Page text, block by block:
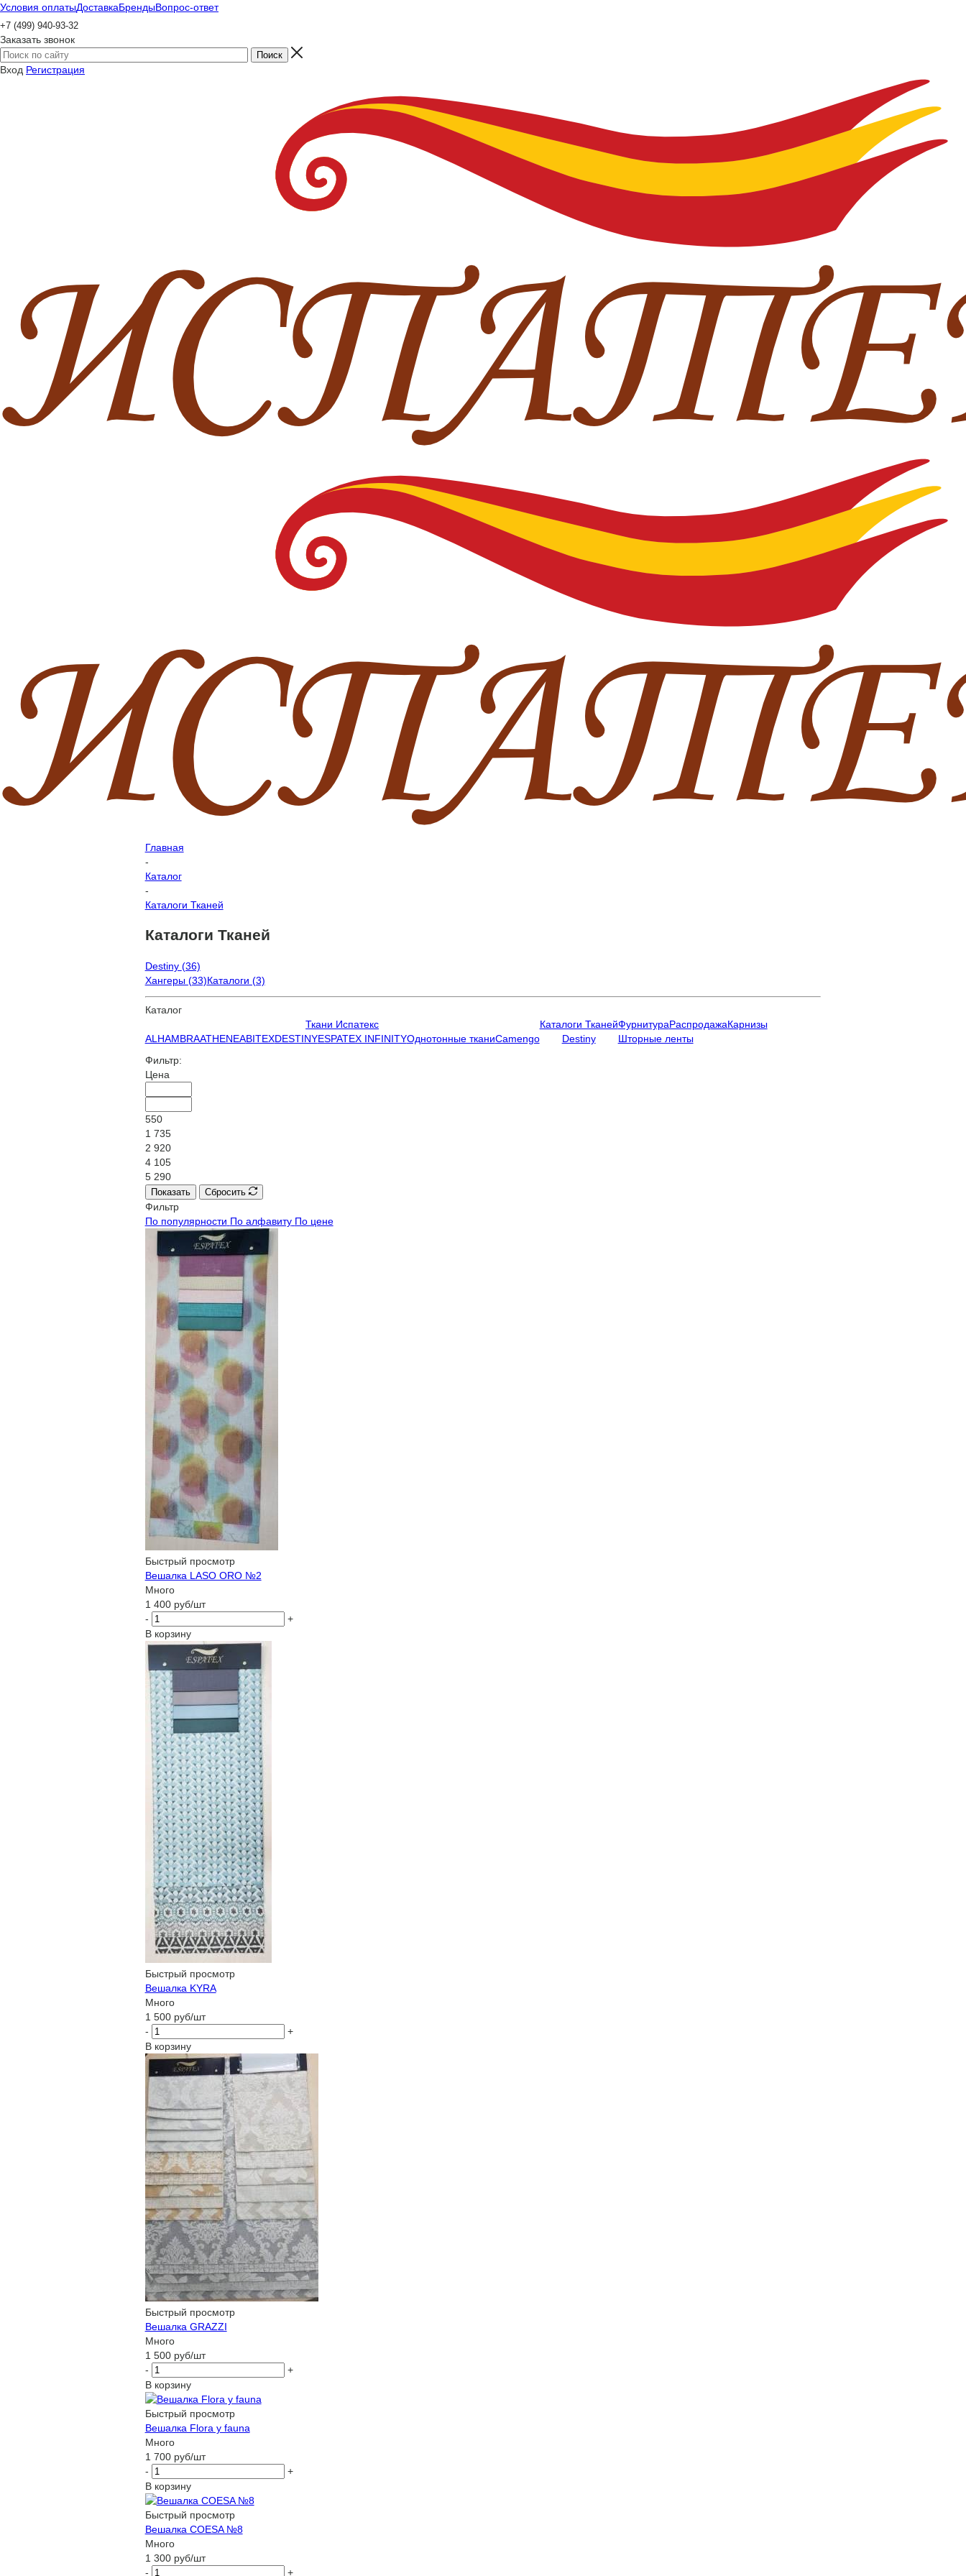
Условия оплатыДоставкаБрендыВопрос-ответ
+7 (499) 940-93-32
Заказать звонок
Вход Регистрация
Главная
-
Каталог
-
Каталоги Тканей
Каталоги Тканей
Destiny (36)
Хангеры (33)Каталоги (3)
Каталог
Ткани Испатекс
ALHAMBRAATHENEABITEXDESTINYESPATEX INFINITYОднотонные тканиCamengo
Каталоги Тканей
Destiny
ФурнитураРаспродажаКарнизы
Шторные ленты
Фильтр:
Цена
550
1 735
2 920
4 105
5 290
Показать Сбросить
Фильтр
По популярности По алфавиту По цене
Быстрый просмотр
Вешалка LASO ORO №2
Много
1 400руб/шт
-
+
В корзину
Быстрый просмотр
Вешалка KYRA
Много
1 500руб/шт
-
+
В корзину
Быстрый просмотр
Вешалка GRAZZI
Много
1 500руб/шт
-
+
В корзину
Быстрый просмотр
Вешалка Flora y fauna
Много
1 700руб/шт
-
+
В корзину
Быстрый просмотр
Вешалка COESA №8
Много
1 300руб/шт
-
+